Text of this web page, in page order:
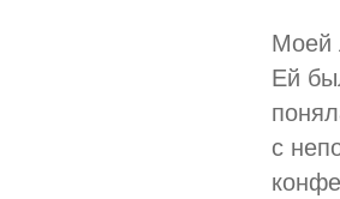
Моей
Ей
с